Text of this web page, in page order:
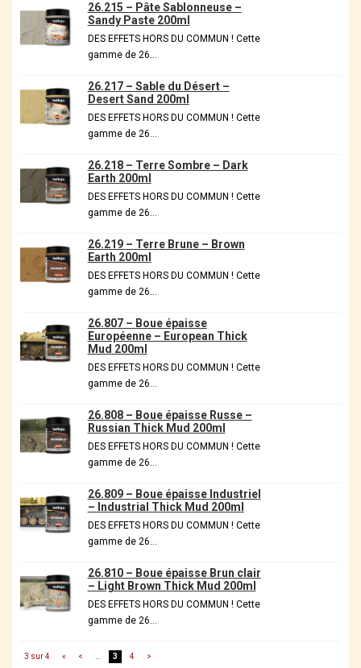
26.215 – Pâte Sablonneuse –
Sandy Paste 200ml
DES EFFETS HORS DU COMMUN ! Cette
gamme de 26…
26.217 – Sable du Désert –
Desert Sand 200ml
DES EFFETS HORS DU COMMUN ! Cette
gamme de 26…
26.218 – Terre Sombre – Dark
Earth 200ml
DES EFFETS HORS DU COMMUN ! Cette
gamme de 26…
26.219 – Terre Brune – Brown
Earth 200ml
DES EFFETS HORS DU COMMUN ! Cette
gamme de 26…
26.807 – Boue épaisse
Européenne – European Thick
Mud 200ml
DES EFFETS HORS DU COMMUN ! Cette
gamme de 26…
26.808 – Boue épaisse Russe –
Russian Thick Mud 200ml
DES EFFETS HORS DU COMMUN ! Cette
gamme de 26…
26.809 – Boue épaisse Industriel
– Industrial Thick Mud 200ml
DES EFFETS HORS DU COMMUN ! Cette
gamme de 26…
26.810 – Boue épaisse Brun clair
– Light Brown Thick Mud 200ml
DES EFFETS HORS DU COMMUN ! Cette
gamme de 26…
3 sur 4 « < … 3 4 >